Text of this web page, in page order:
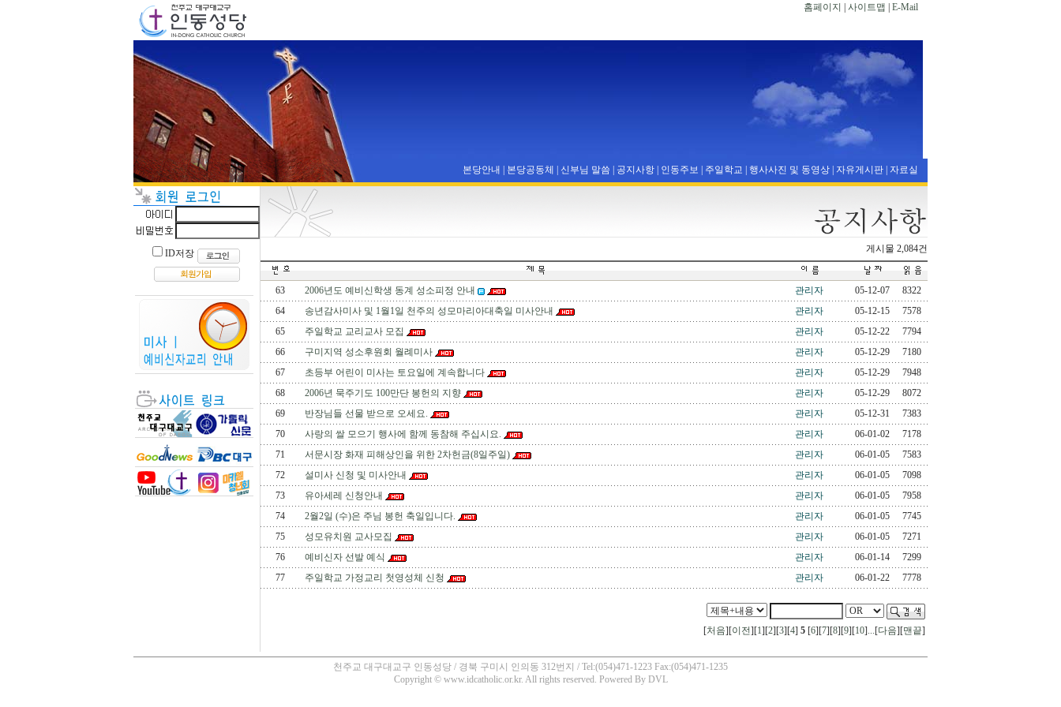
홈페이지 사이트맵 E-Mail
본당안내 본당공동체 신부님 말씀 공지사항 인동주보 주일학교 행사사진 및 동영상 자유게시판 자료실
ID저장 게시물 2,084건
63 2006년도 예비신학생 동계 성소피정 안내 관리자 05-12-07
8322
64
송년감사미사 및 1월1일 천주의 성모마리아대축일 미사안내 관리자 05-12-15
7578
65
주일학교 교리교사 모집 관리자 05-12-22
7794
66
구미지역 성소후원회 월례미사 관리자 05-12-29
7180
67
초등부 어린이 미사는 토요일에 계속합니다 관리자 05-12-29
7948
68
2006년 묵주기도 100만단 봉헌의 지향 관리자 05-12-29
8072
69
반장님들 선물 받으로 오세요. 관리자 05-12-31
7383
70
사랑의 쌀 모으기 행사에 함께 동참해 주십시요. 관리자 06-01-02
7178
71
서문시장 화재 피해상인을 위한 2차헌금(8일주일) 관리자 06-01-05
7583
72
설미사 신청 및 미사안내 관리자 06-01-05
7098
73
유아세레 신청안내 관리자 06-01-05
7958
74
2월2일 (수)은 주님 봉헌 축일입니다. 관리자 06-01-05
7745
75
성모유치원 교사모집 관리자 06-01-05
7271
76
예비신자 선발 예식 관리자 06-01-14
7299
77
주일학교 가정교리 첫영성체 신청 관리자 06-01-22 7778
[처음][이전][1][2][3][4] 5 [6][7][8][9][10]...[다음][맨끝]
천주교 대구대교구 인동성당 / 경북 구미시 인의동 312번지 / Tel:(054)471-1223 Fax:(054)471-1235
Copyright © www.idcatholic.or.kr. All rights reserved. Powered By DVL